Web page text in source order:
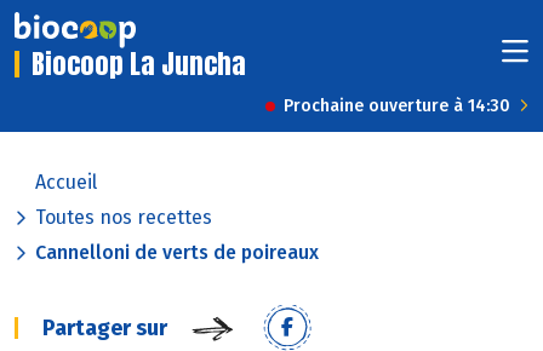
Biocoop La Juncha
Prochaine ouverture à 14:30
Accueil
Toutes nos recettes
Cannelloni de verts de poireaux
Partager sur